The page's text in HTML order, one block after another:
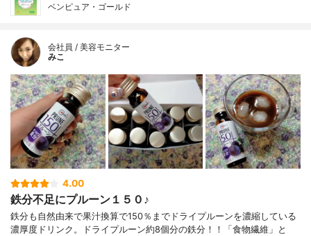
ベンピュア・ゴールド
会社員 / 美容モニター
みこ
4.00
鉄分不足にプルーン１５０♪
鉄分も自然由来で果汁換算で150％までドライプルーンを濃縮している
濃厚度ドリンク。ドライプルーン約8個分の鉄分！！「食物繊維」と